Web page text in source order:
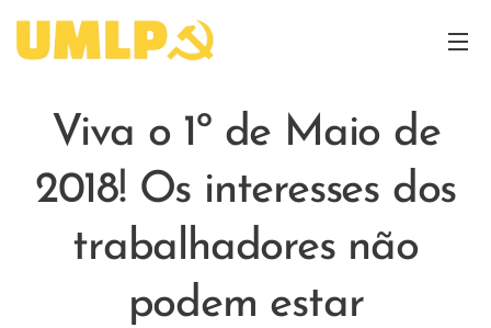
Viva o 1º de Maio de
2018! Os interesses dos
trabalhadores não
podem estar